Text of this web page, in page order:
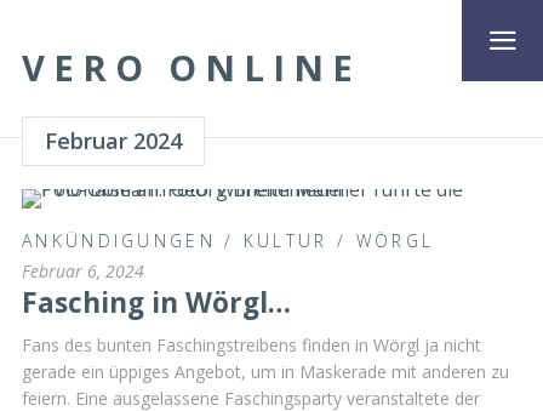
VERO ONLINE
Februar 2024
ANKÜNDIGUNGEN / KULTUR / WÖRGL
Februar 6, 2024
Fasching in Wörgl…
Fans des bunten Faschingstreibens finden in Wörgl ja nicht
gerade ein üppiges Angebot, um in Maskerade mit anderen zu
feiern. Eine ausgelassene Faschingsparty veranstaltete der